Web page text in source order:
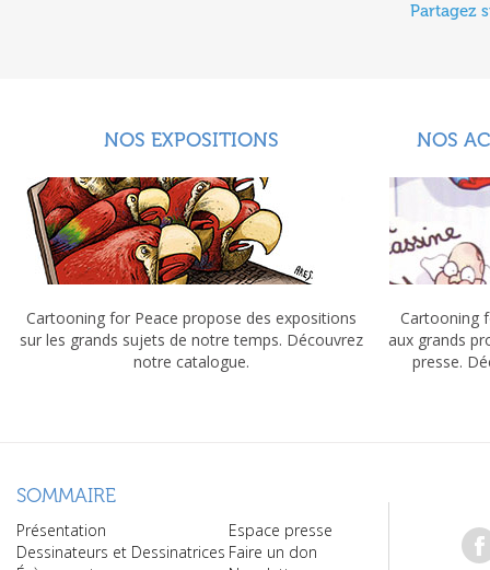
Partagez
NOS EXPOSITIONS
Cartooning for Peace propose des expositions
sur les grands sujets de notre temps. Découvrez
notre catalogue.
NOS
Cartooning
aux grands
presse.
SOMMAIRE
Présentation
Dessinateurs et Dessinatrices
Espace presse
Faire un don